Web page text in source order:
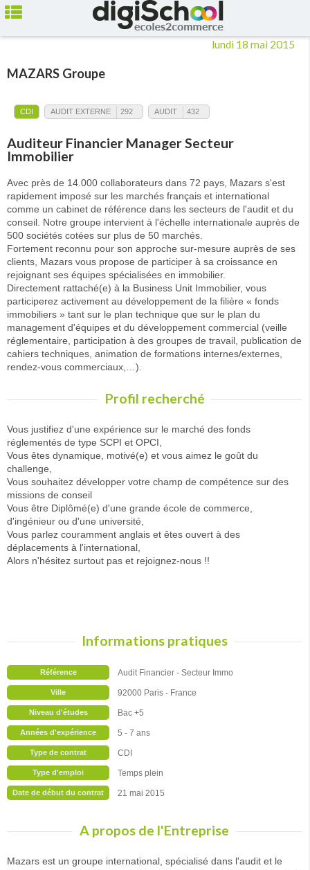
Ecoles de Commerce Annonces
Auditeur Financier Manager
Secteur Immobilier
lundi 18 mai 2015
MAZARS Groupe
CDI AUDIT EXTERNE 292 AUDIT 432
Auditeur Financier Manager Secteur
Immobilier
Avec près de 14.000 collaborateurs dans 72 pays, Mazars s'est
rapidement imposé sur les marchés français et international
comme un cabinet de référence dans les secteurs de l'audit et du
conseil. Notre groupe intervient à l'échelle internationale auprès de
500 sociétés cotées sur plus de 50 marchés.
Fortement reconnu pour son approche sur-mesure auprès de ses
clients, Mazars vous propose de participer à sa croissance en
rejoignant ses équipes spécialisées en immobilier.
Directement rattaché(e) à la Business Unit Immobilier, vous
participerez activement au développement de la filière « fonds
immobiliers » tant sur le plan technique que sur le plan du
management d'équipes et du développement commercial (veille
réglementaire, participation à des groupes de travail, publication de
cahiers techniques, animation de formations internes/externes,
rendez-vous commerciaux,…).
Profil recherché
Vous justifiez d'une expérience sur le marché des fonds
réglementés de type SCPI et OPCI,
Vous êtes dynamique, motivé(e) et vous aimez le goût du
challenge,
Vous souhaitez développer votre champ de compétence sur des
missions de conseil
Vous être Diplômé(e) d'une grande école de commerce,
d'ingénieur ou d'une université,
Vous parlez couramment anglais et êtes ouvert à des
déplacements à l'international,
Alors n'hésitez surtout pas et rejoignez-nous !!
Informations pratiques
Référence Audit Financier - Secteur Immo
Ville 92000 Paris - France
Niveau d'études Bac +5
Années d'expérience 5 - 7 ans
Type de contrat CDI
Type d'emploi Temps plein
Date de début du contrat 21 mai 2015
A propos de l'Entreprise
Mazars est un groupe international, spécialisé dans l'audit et le